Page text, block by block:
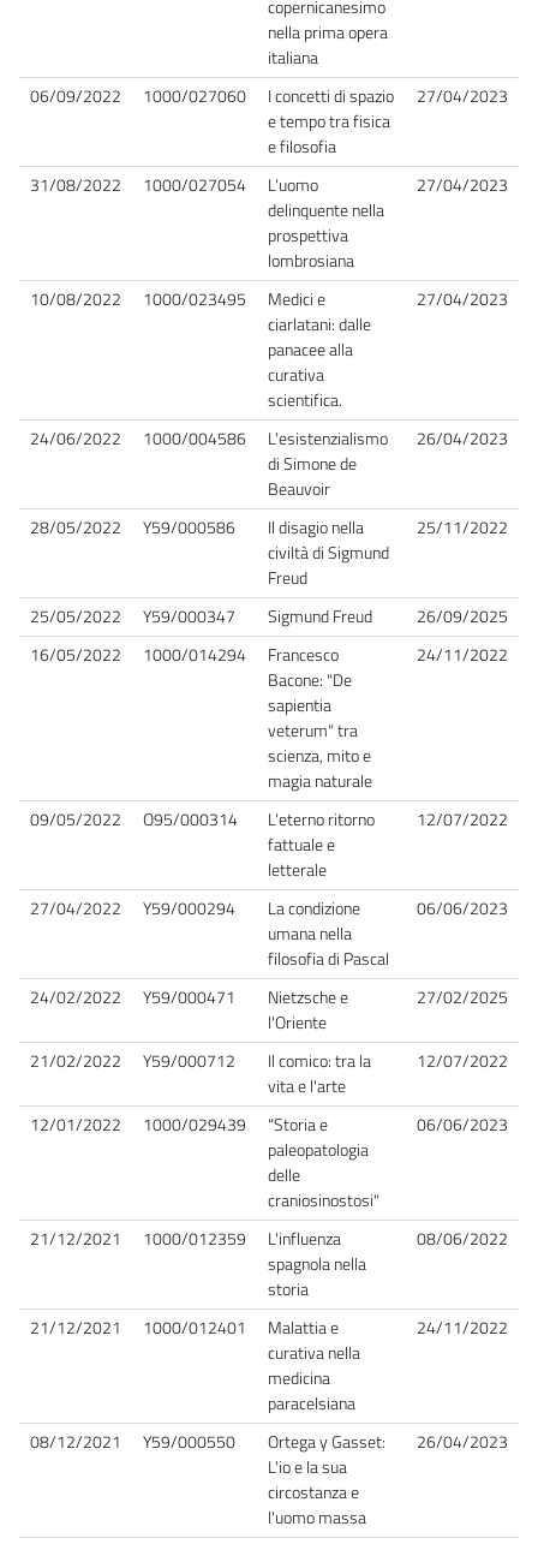
copernicanesimo
nella prima opera
italiana
06/09/2022
1000/027060
I concetti di spazio
e tempo tra fisica
e filosofia
27/04/2023
31/08/2022 1000/027054
L'uomo
delinquente nella
prospettiva
lombrosiana
27/04/2023
10/08/2022 1000/023495
Medici e
ciarlatani: dalle
panacee alla
curativa
scientifica.
27/04/2023
24/06/2022 1000/004586
L'esistenzialismo
di Simone de
Beauvoir
26/04/2023
28/05/2022 Y59/000586
Il disagio nella
civiltà di Sigmund
Freud
25/11/2022
25/05/2022 Y59/000347 Sigmund Freud
26/09/2025
16/05/2022
1000/014294
Francesco
Bacone: "De
sapientia
veterum" tra
scienza, mito e
magia naturale
24/11/2022
09/05/2022 O95/000314
L'eterno ritorno
fattuale e
letterale
12/07/2022
27/04/2022 Y59/000294
La condizione
umana nella
filosofia di Pascal
06/06/2023
24/02/2022 Y59/000471
Nietzsche e
l'Oriente
27/02/2025
21/02/2022 Y59/000712
Il comico: tra la
vita e l'arte
12/07/2022
12/01/2022 1000/029439
"Storia e
paleopatologia
delle
craniosinostosi"
06/06/2023
21/12/2021 1000/012359
L'influenza
spagnola nella
storia
08/06/2022
21/12/2021 1000/012401
Malattia e
curativa nella
medicina
paracelsiana
24/11/2022
08/12/2021 Y59/000550
Ortega y Gasset:
L'io e la sua
circostanza e
l'uomo massa
26/04/2023